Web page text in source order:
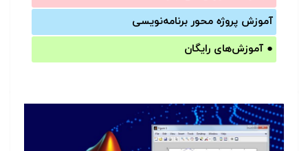
آموزش‌ پروژه محور برنامه‌نویسی
● آموزش‌های رایگان